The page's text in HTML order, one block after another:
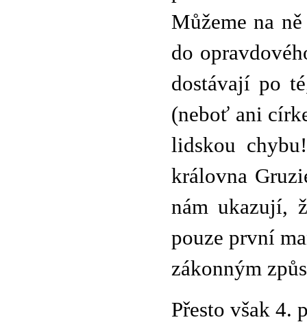
Můžeme na
do
dostávají po
(neboť ani
lidskou
královna
nám ukazují,
pouze první
zákonným
Přesto však 4.